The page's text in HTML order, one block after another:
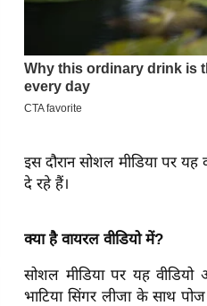
इस दौरान सोशल मीडिया पर यह
दे रहे हैं।
क्या है वायरल वीडियो में?
सोशल मीडिया पर यह
भाटिया सिंगर लीजा के साथ